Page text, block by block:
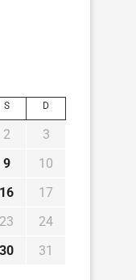
S D
2
3
9
10
16
17
23
24
30
31